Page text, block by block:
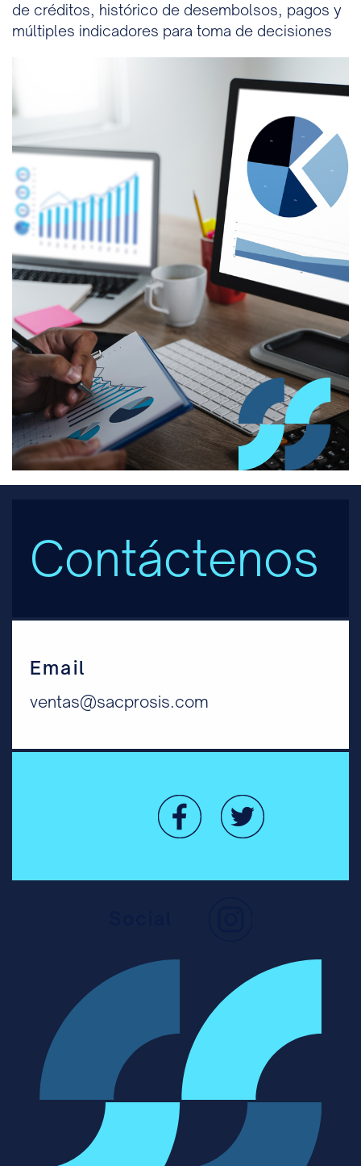
de créditos, histórico de desembolsos, pagos y
múltiples indicadores para toma de decisiones
Contáctenos
Email
ventas@sacprosis.com